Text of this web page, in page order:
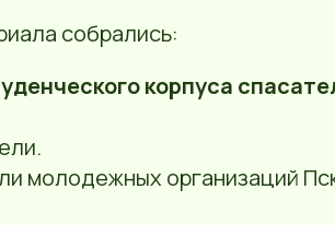
собрались:
корпуса
молодежных организаций